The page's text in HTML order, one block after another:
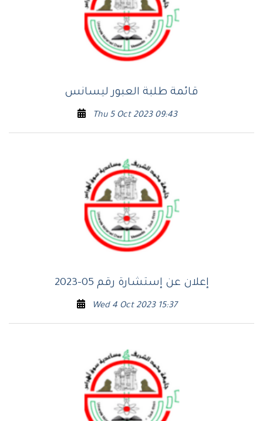
قائمة طلبة العبور ليسانس
Thu 5 Oct 2023 09:43
إعلان عن إستشارة رقم 05-2023
Wed 4 Oct 2023 15:37